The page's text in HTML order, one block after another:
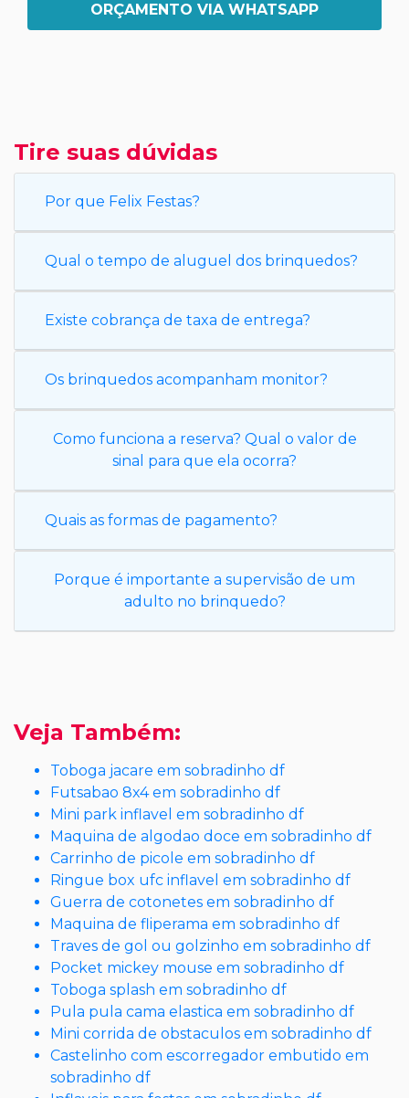
ORÇAMENTO VIA WHATSAPP
Tire suas dúvidas
Por que Felix Festas?
Qual o tempo de aluguel dos brinquedos?
Existe cobrança de taxa de entrega?
Os brinquedos acompanham monitor?
Como funciona a reserva? Qual o valor de
sinal para que ela ocorra?
Quais as formas de pagamento?
Porque é importante a supervisão de um
adulto no brinquedo?
Veja Também:
Toboga jacare em sobradinho df
Futsabao 8x4 em sobradinho df
Mini park inflavel em sobradinho df
Maquina de algodao doce em sobradinho df
Carrinho de picole em sobradinho df
Ringue box ufc inflavel em sobradinho df
Guerra de cotonetes em sobradinho df
Maquina de fliperama em sobradinho df
Traves de gol ou golzinho em sobradinho df
Pocket mickey mouse em sobradinho df
Toboga splash em sobradinho df
Pula pula cama elastica em sobradinho df
Mini corrida de obstaculos em sobradinho df
Castelinho com escorregador embutido em
sobradinho df